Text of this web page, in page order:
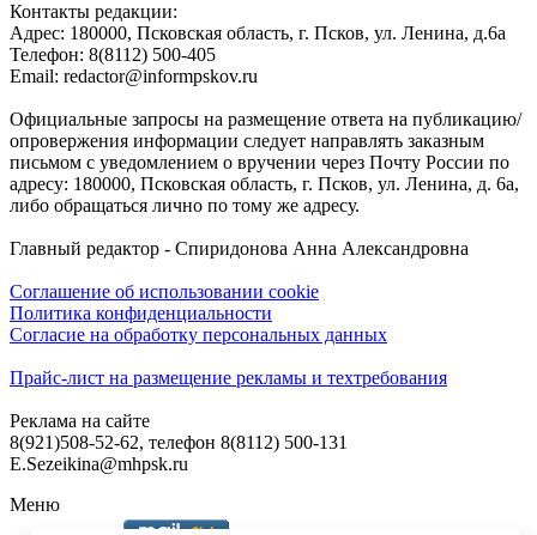
Контакты редакции:
Адреc: 180000, Псковская область, г. Псков, ул. Ленина, д.6а
Телефон: 8(8112) 500-405
Email: redactor@informpskov.ru
Официальные запросы на размещение ответа на публикацию/
опровержения информации следует направлять заказным
письмом с уведомлением о вручении через Почту России по
адресу: 180000, Псковская область, г. Псков, ул. Ленина, д. 6а,
либо обращаться лично по тому же адресу.
Главный редактор - Спиридонова Анна Александровна
Соглашение об использовании cookie
Политика конфиденциальности
Согласие на обработку персональных данных
Прайс-лист на размещение рекламы и техтребования
Реклама на сайте
8(921)508-52-62, телефон 8(8112) 500-131
E.Sezeikina@mhpsk.ru
Меню